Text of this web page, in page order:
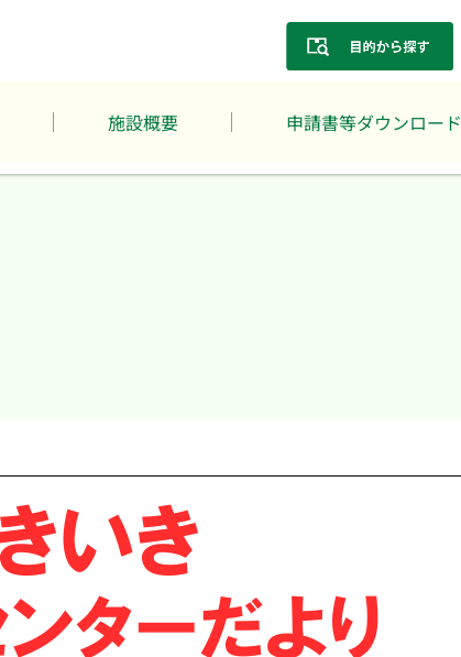
施設概要 申請書等ダウンロード